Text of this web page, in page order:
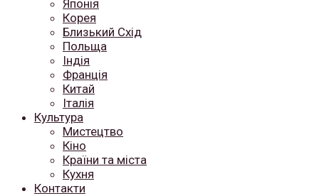
Японія
Корея
Близький Схід
Польща
Індія
Франція
Китай
Італія
Культура
Мистецтво
Кіно
Країни та міста
Кухня
Контакти